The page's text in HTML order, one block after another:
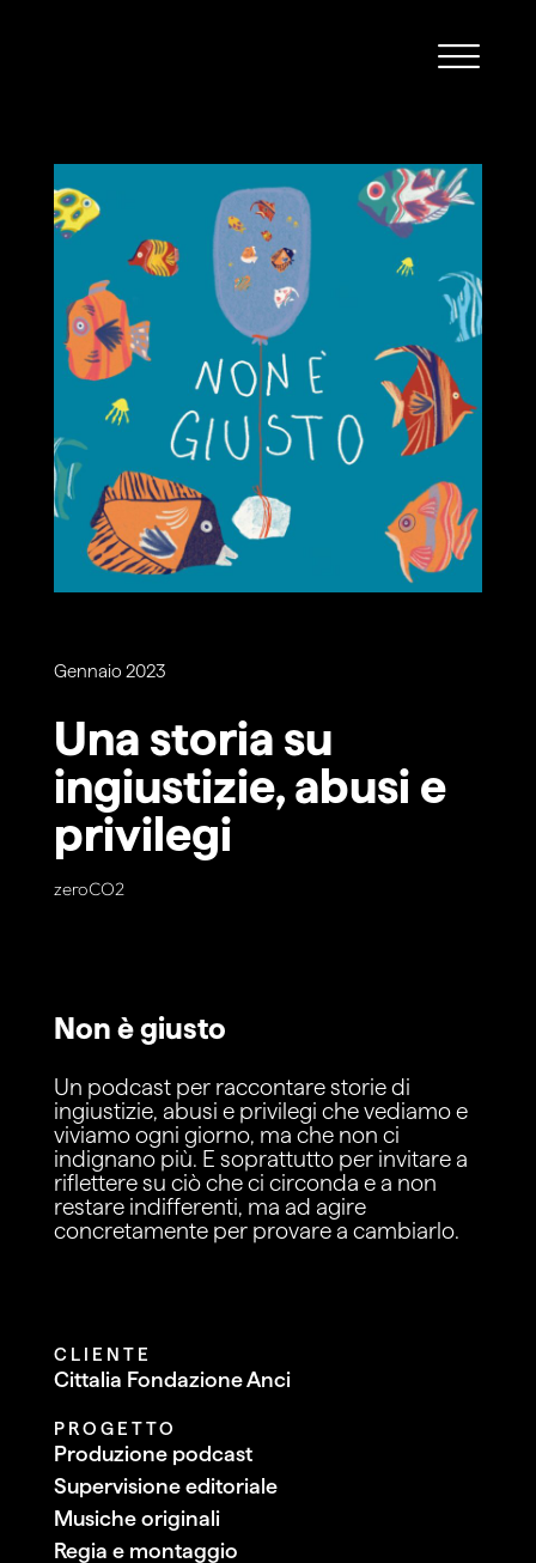
Gennaio 2023
Una storia su
ingiustizie, abusi e
privilegi
zeroCO2
Non è giusto
Un podcast per raccontare storie di
ingiustizie, abusi e privilegi che vediamo e
viviamo ogni giorno, ma che non ci
indignano più. E soprattutto per invitare a
riflettere su ciò che ci circonda e a non
restare indifferenti, ma ad agire
concretamente per provare a cambiarlo.
CLIENTE
Cittalia Fondazione Anci
PROGETTO
Produzione podcast
Supervisione editoriale
Musiche originali
Regia e montaggio